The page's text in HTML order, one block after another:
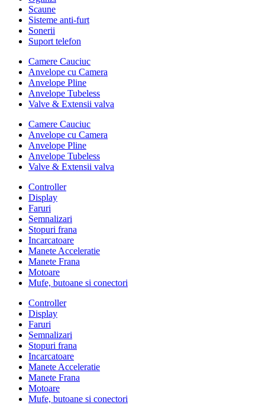
Scaune
Sisteme anti-furt
Sonerii
Suport telefon
Camere Cauciuc
Anvelope cu Camera
Anvelope Pline
Anvelope Tubeless
Valve & Extensii valva
Camere Cauciuc
Anvelope cu Camera
Anvelope Pline
Anvelope Tubeless
Valve & Extensii valva
Controller
Display
Faruri
Semnalizari
Stopuri frana
Incarcatoare
Manete Acceleratie
Manete Frana
Motoare
Mufe, butoane si conectori
Controller
Display
Faruri
Semnalizari
Stopuri frana
Incarcatoare
Manete Acceleratie
Manete Frana
Motoare
Mufe, butoane si conectori